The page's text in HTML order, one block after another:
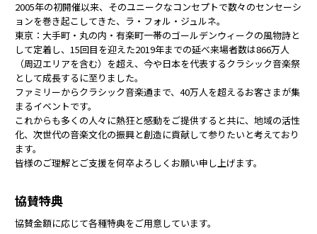
2005年の初開催以来、そのユニークなコンセプトで数々のセンセーシ
ョンを巻き起こしてきた、ラ・フォル・ジュルネ。
東京：大手町・丸の内・有楽町一帯のゴールデンウィークの風物詩と
して定着し、15回目を迎えた2019年までの延べ来場者数は866万人
（周辺エリアを含む）を超え、今や日本を代表するクラシック音楽祭
として成長するに至りました。
ファミリーからクラシック音楽通まで、40万人を超えるお客さまが集
まるイベントです。
これからも多くの人々に熱狂と感動をご提供すると共に、地域の活性
化、次世代の音楽文化の振興と創造に貢献して参りたいと考えており
ます。
皆様のご理解とご支援を何卒よろしくお願い申し上げます。
協賛特典
協賛金額に応じて各種特典をご用意しています。